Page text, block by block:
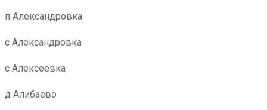
п Александровка
с Александровка
с Алексеевка
д Алибаево